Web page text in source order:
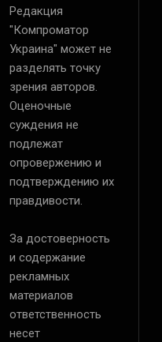
Редакция
"Компроматор
Украина" может не
разделять точку
зрения авторов.
Оценочные
суждения не
подлежат
опровержению и
подтверждению их
правдивости.
За достоверность
и содержание
рекламных
материалов
ответственность
несет